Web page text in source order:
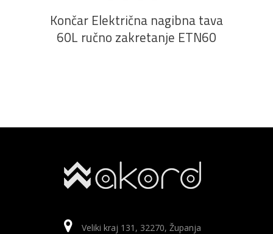
Končar Električna nagibna tava
60L ručno zakretanje ETN60
Veliki kraj 131, 32270, Županja